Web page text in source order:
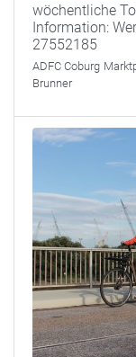
wöchentliche
Information:
27552185
ADFC Coburg
Brunner